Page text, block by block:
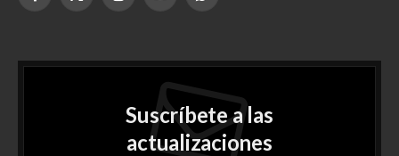
Suscríbete a las
actualizaciones